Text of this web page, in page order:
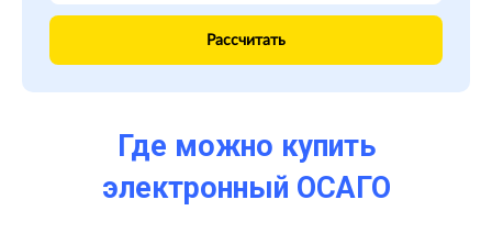
Рассчитать
Где можно купить
электронный ОСАГО